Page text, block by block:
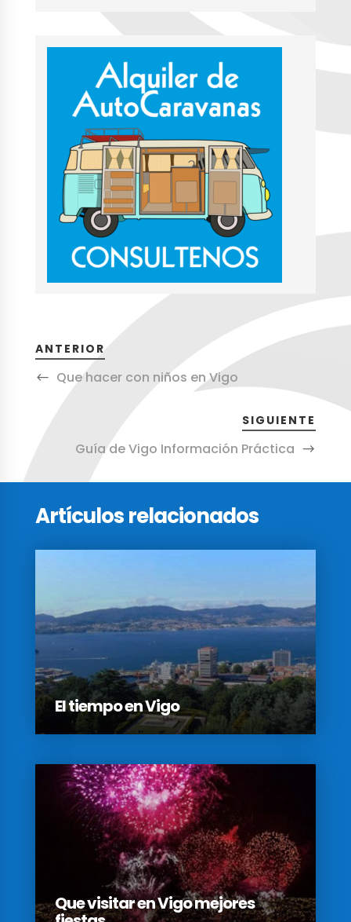
ANTERIOR
Que hacer con niños en Vigo
SIGUIENTE
Guía de Vigo Información Práctica
Artículos relacionados
El tiempo en Vigo
Que visitar en Vigo mejores